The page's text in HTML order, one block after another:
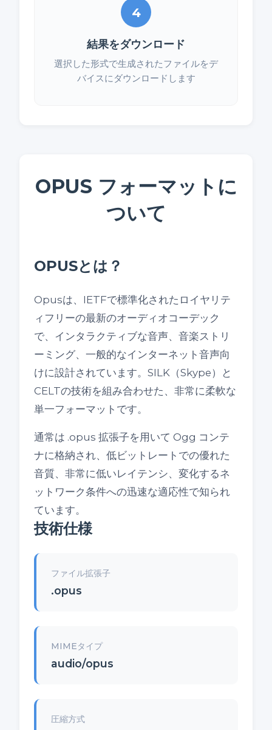
4
結果をダウンロード
選択した形式で生成されたファイルをデ
バイスにダウンロードします
OPUS フォーマットに
ついて
OPUSとは？
Opusは、IETFで標準化されたロイヤリテ
ィフリーの最新のオーディオコーデック
で、インタラクティブな音声、音楽ストリ
ーミング、一般的なインターネット音声向
けに設計されています。SILK（Skype）と
CELTの技術を組み合わせた、非常に柔軟な
単一フォーマットです。
通常は .opus 拡張子を用いて Ogg コンテ
ナに格納され、低ビットレートでの優れた
音質、非常に低いレイテンシ、変化するネ
ットワーク条件への迅速な適応性で知られ
ています。
技術仕様
ファイル拡張子
.opus
MIMEタイプ
audio/opus
圧縮方式